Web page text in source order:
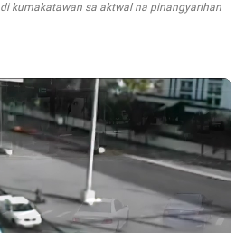
kumakatawan sa aktwal na pinangyarihan